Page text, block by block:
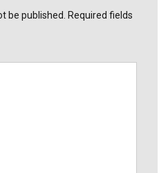
be published. Required fields